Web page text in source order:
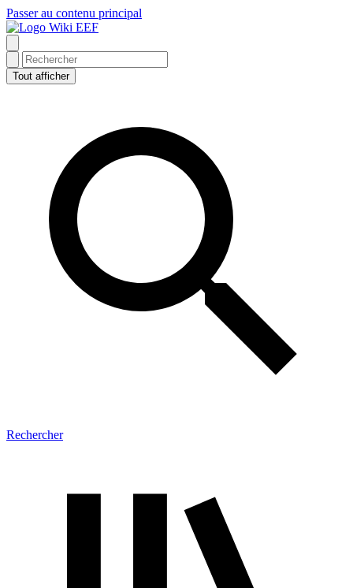
Passer au contenu principal
Wiki EEF
Tout afficher
Rechercher